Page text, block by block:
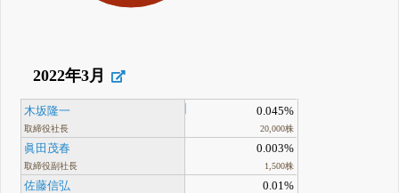
2022年3月
木坂隆一
取締役社長
0.045%
20,000株
眞田茂春
取締役副社長
0.003%
1,500株
佐藤信弘 0.01%